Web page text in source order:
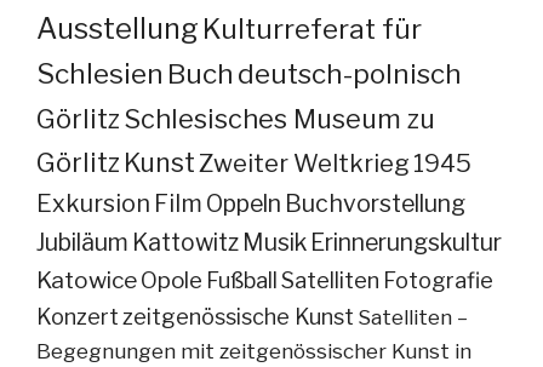
Ausstellung Kulturreferat für
Schlesien Buch deutsch-polnisch
GörlitzSchlesisches Museum zu
Görlitz KunstZweiter Weltkrieg 1945
Exkursion Film Oppeln Buchvorstellung
Jubiläum Kattowitz Musik Erinnerungskultur
KatowiceOpole FußballSatelliten Fotografie
Konzertzeitgenössische Kunst Satelliten –
Begegnungen mit zeitgenössischer Kunst in